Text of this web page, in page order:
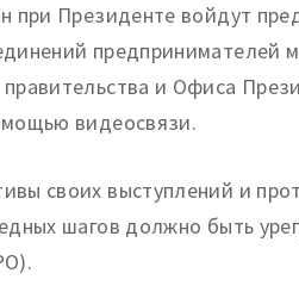
при Президенте войдут
предпринимателей
и Офиса
видеосвязи.
своих выступлений и
шагов должно быть